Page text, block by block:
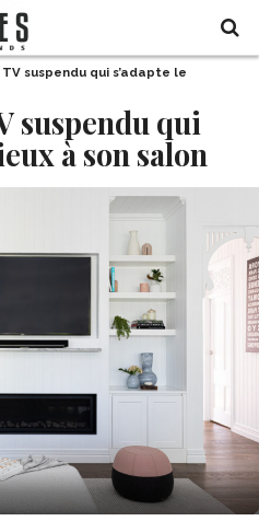
suspendu qui s’adapte le
suspendu qui
à son salon